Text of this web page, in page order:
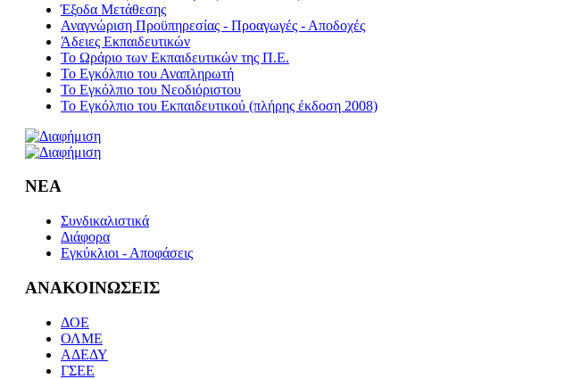
Έξοδα Μετάθεσης
Αναγνώριση Προϋπηρεσίας - Προαγωγές - Αποδοχές
Άδειες Εκπαιδευτικών
Το Ωράριο των Εκπαιδευτικών της Π.Ε.
Το Εγκόλπιο του Αναπληρωτή
Το Εγκόλπιο του Νεοδιόριστου
Το Εγκόλπιο του Εκπαιδευτικού (πλήρης έκδοση 2008)
ΝΕΑ
Συνδικαλιστικά
Διάφορα
Εγκύκλιοι - Αποφάσεις
ΑΝΑΚΟΙΝΩΣΕΙΣ
ΔΟΕ
ΟΛΜΕ
ΑΔΕΔΥ
ΓΣΕΕ